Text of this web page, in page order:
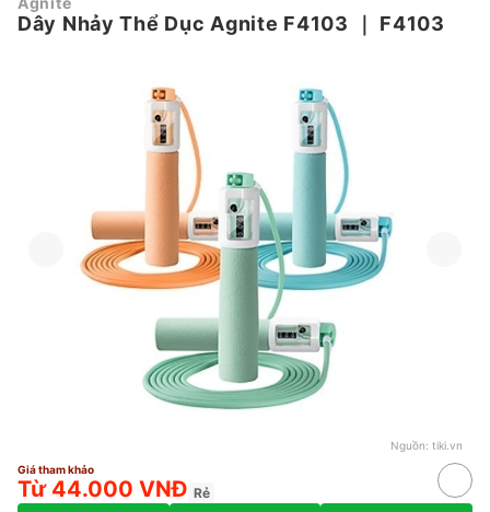
Dây Nhảy Thể Dục Agnite F4103 F4103
Nguồn: tiki.vn
Giá tham khảo
Từ 44.000 VNĐ Rẻ